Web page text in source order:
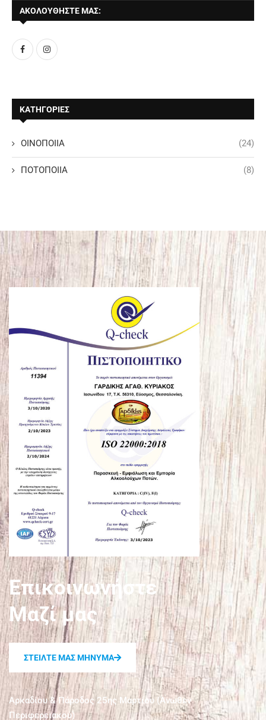
ΑΚΟΛΟΥΘΗΣΤΕ ΜΑΣ:
ΚΑΤΗΓΟΡΙΕΣ
ΟΙΝΟΠΟΙΙΑ (24)
ΠΟΤΟΠΟΙΙΑ (8)
Επικοινωνήστε
Μαζί μας
ΣΤΕΙΛΤΕ ΜΑΣ ΜΗΝΥΜΑ
Αρκαδίου & Πάροδος 25ης Μαρτίου (Άνωθεν
Περιφερειακού)